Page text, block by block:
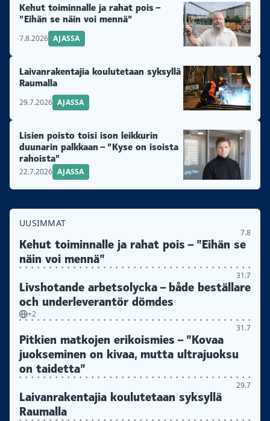
Kehut toiminnalle ja rahat pois –
”Eihän se näin voi mennä”
7.8.2026 AJASSA
Laivanrakentajia koulutetaan syksyllä
Raumalla
29.7.2026 AJASSA
Lisien poisto toisi ison leikkurin
duunarin palkkaan – ”Kyse on isoista
rahoista”
22.7.2026 AJASSA
UUSIMMAT
7.8
Kehut toiminnalle ja rahat pois – ”Eihän se
näin voi mennä”
31.7
Livshotande arbetsolycka – både beställare
och underleverantör dömdes
+2
31.7
Pitkien matkojen erikoismies – ”Kovaa
juokseminen on kivaa, mutta ultrajuoksu
on taidetta”
29.7
Laivanrakentajia koulutetaan syksyllä
Raumalla